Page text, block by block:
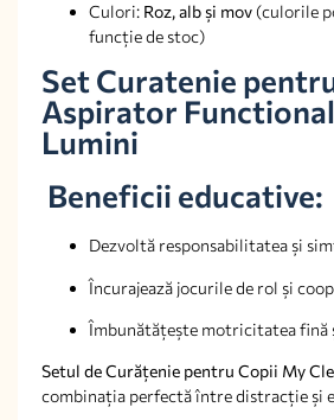
Culori: Roz, alb și mov(culorile
funcție de stoc)
Set Curatenie
Aspirator
Lumini
Beneficii educative:
Dezvoltă responsabilitatea și
Încurajează jocurile de rol și
Îmbunătățește motricitatea fină
Setul de Curățenie pentru Copii My
combinația perfectă între distracție și